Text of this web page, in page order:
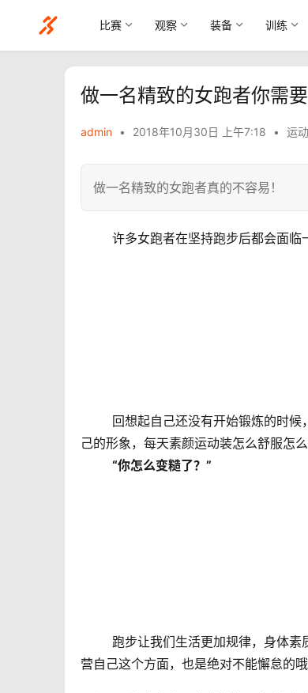
比赛 观察 装备 训练
做一名精致的女跑者你需要
admin • 2018年10月30日 上午7:18 • 运
做一名精致的女跑者真的不容易！
许多女跑者在坚持跑步后都会面
己的形象，每天素颜运动装怎么舒服怎
“你怎么变糙了？”
营自己这个方面，也是绝对不能懈怠的哦